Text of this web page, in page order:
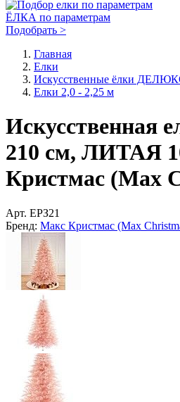
ЁЛКА по параметрам
Подобрать >
Главная
Елки
Искусственные ёлки
Елки 2,0 - 2,25 м
Искусственная
210 см, ЛИТАЯ
Кристмас (Max
Арт. ЕРЗ21
Бренд: Макс Кристмас (Max